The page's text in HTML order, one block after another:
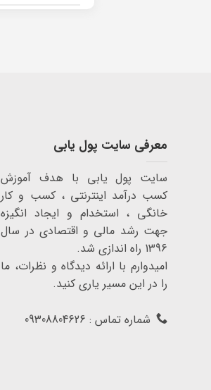
معرفی سایت پول یابی
سایت پول یابی با هدف آموزش
کسب درآمد اینترنتی ، کسب و کار
خانگی ، استخدام و ایجاد انگیزه
جهت رشد مالی و اقتصادی در سال
1396 راه اندازی شد.
امیدوارم با ارائه دیدگاه و نظرات، ما
را در این مسیر یاری کنید.
شماره تماس : 09308804626